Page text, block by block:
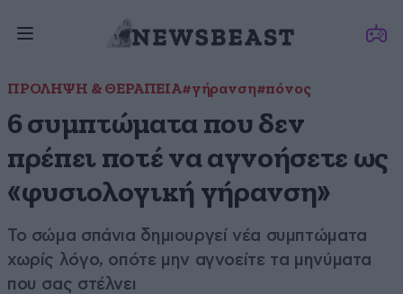
ΠΡΟΛΗΨΗ & ΘΕΡΑΠΕΙΑ#γήρανση#πόνος
6 συμπτώματα που δεν
πρέπει ποτέ να αγνοήσετε ως
«φυσιολογική γήρανση»
Το σώμα σπάνια δημιουργεί νέα συμπτώματα
χωρίς λόγο, οπότε μην αγνοείτε τα μηνύματα
που σας στέλνει